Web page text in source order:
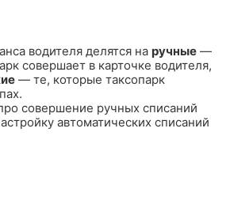
водителя делятся на ручные —
совершает в карточке водителя,
— те, которые таксопарк
совершение ручных списаний
автоматических списаний